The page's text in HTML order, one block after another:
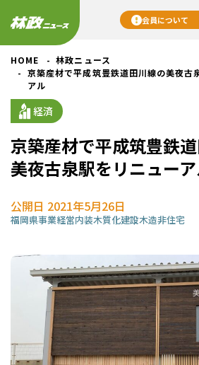
会員について
HOME
林政ニュース
京築産材で平成筑豊鉄道田川線の美夜古
アル
経済
京築産材で平成筑豊鉄
美夜古泉駅をリニュー
公開日 2021年5月26日
福岡県事業経営内装木質化建設木造非住宅